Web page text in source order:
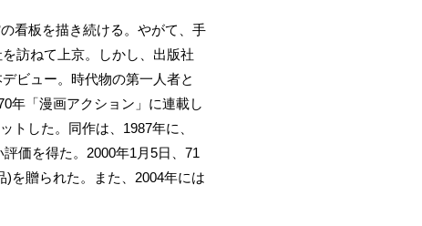
看板を描き続ける。やがて、手
訪ねて上京。しかし、出版社
ビュー。時代物の第一人者と
年「漫画アクション」に連載し
トした。同作は、1987年に、
価を得た。2000年1月5日、71
を贈られた。また、2004年には